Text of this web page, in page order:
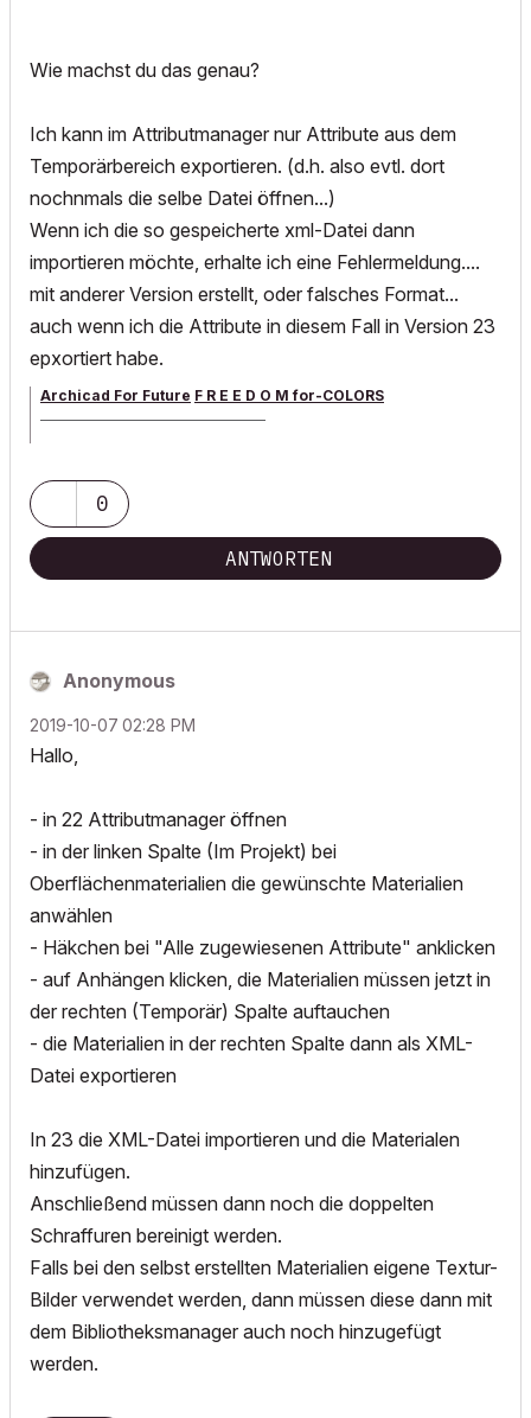
Wie machst du das genau?
Ich kann im Attributmanager nur Attribute aus dem
Temporärbereich exportieren. (d.h. also evtl. dort
nochnmals die selbe Datei öffnen...)
Wenn ich die so gespeicherte xml-Datei dann
importieren möchte, erhalte ich eine Fehlermeldung....
mit anderer Version erstellt, oder falsches Format...
auch wenn ich die Attribute in diesem Fall in Version 23
epxortiert habe.
Archicad For Future F R E E D O M for-COLORS
0
ANTWORTEN
Anonymous
‎2019-10-07 02:28 PM
Hallo,
- in 22 Attributmanager öffnen
- in der linken Spalte (Im Projekt) bei
Oberflächenmaterialien die gewünschte Materialien
anwählen
- Häkchen bei "Alle zugewiesenen Attribute" anklicken
- auf Anhängen klicken, die Materialien müssen jetzt in
der rechten (Temporär) Spalte auftauchen
- die Materialien in der rechten Spalte dann als XML-
Datei exportieren
In 23 die XML-Datei importieren und die Materialen
hinzufügen.
Anschließend müssen dann noch die doppelten
Schraffuren bereinigt werden.
Falls bei den selbst erstellten Materialien eigene Textur-
Bilder verwendet werden, dann müssen diese dann mit
dem Bibliotheksmanager auch noch hinzugefügt
werden.